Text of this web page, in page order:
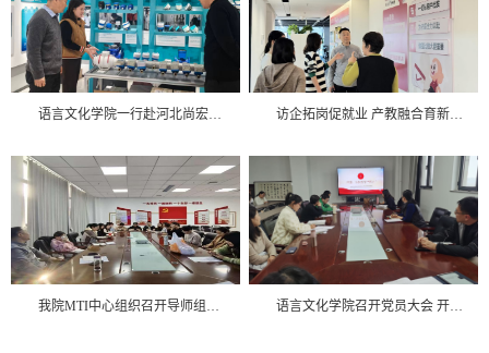
语言文化学院一行赴河北尚宏仪表科技有限公司走访调研 访企拓岗促就业 产教融合育新才——语言文化学院走访希望学